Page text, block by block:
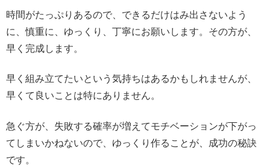
時間がたっぷりあるので、できるだけはみ出さないよう
に、慎重に、ゆっくり、丁寧にお願いします。その方が、
早く完成します。
早く組み立てたいという気持ちはあるかもしれませんが、
早くて良いことは特にありません。
急ぐ方が、失敗する確率が増えてモチベーションが下がっ
てしまいかねないので、ゆっくり作ることが、成功の秘訣
です。